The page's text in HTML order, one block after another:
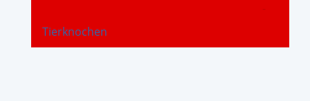
Tierknochen
-